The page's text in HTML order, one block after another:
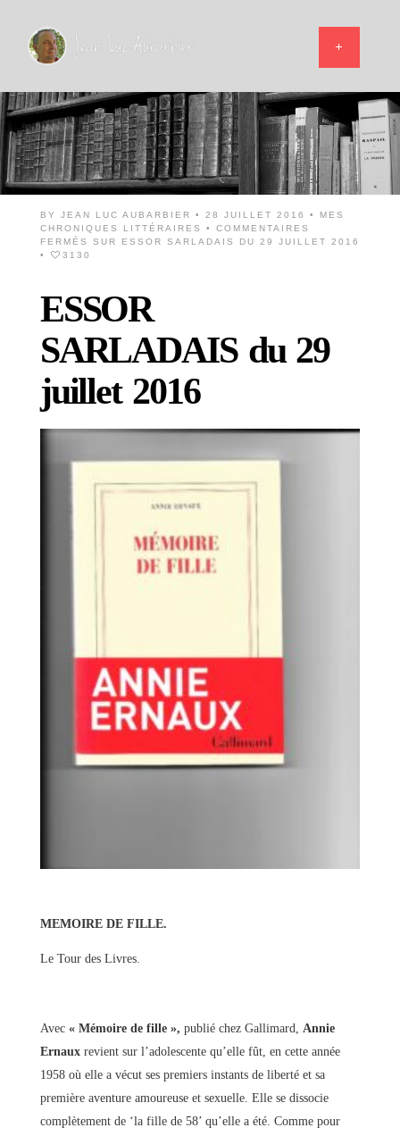
BY JEAN LUC AUBARBIER • 28 JUILLET 2016 •
MES
CHRONIQUES LITTÉRAIRES
• COMMENTAIRES
FERMÉS
SUR ESSOR SARLADAIS DU 29 JUILLET 2016
•
3130
ESSOR
SARLADAIS du 29
juillet 2016
MEMOIRE DE FILLE.
Le Tour des Livres.
Avec « Mémoire de fille », publié chez Gallimard, Annie
Ernauxrevient sur l’adolescente qu’elle fût, en cette année
1958 où elle a vécut ses premiers instants de liberté et sa
première aventure amoureuse et sexuelle. Elle se dissocie
complètement de ‘la fille de 58’ qu’elle a été. Comme pour